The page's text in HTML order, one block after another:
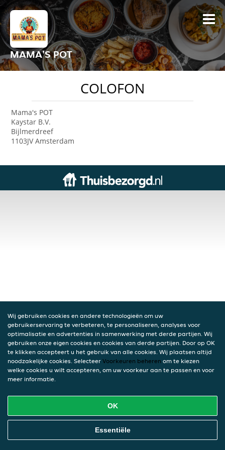
MAMA'S POT
COLOFON
Mama's POT
Kaystar B.V.
Bijlmerdreef
1103JV Amsterdam
Wij gebruiken cookies en andere technologieën om uw
gebruikerservaring te verbeteren, te personaliseren, analyses voor
optimalisatie en advertenties in samenwerking met derde partijen. Wij
gebruiken onze eigen cookies en cookies van derde partijen. Door op OK
te klikken accepteert u het gebruik van alle cookies. Wij plaatsen altijd
noodzakelijke cookies. Selecteer Voorkeuren beheren om te kiezen
welke cookies u wilt accepteren, om uw voorkeur aan te passen en voor
meer informatie.
OK
Essentiële